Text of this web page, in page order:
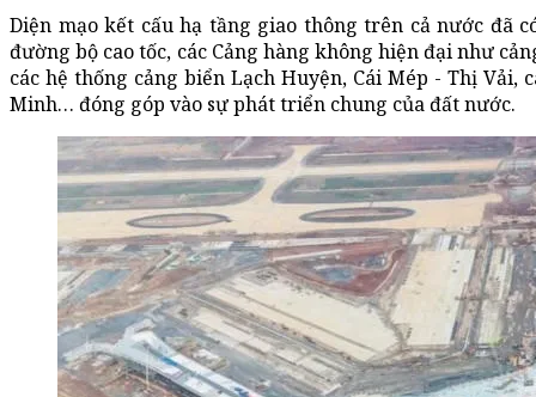
Diện mạo kết cấu hạ tầng giao thông trên cả nước đã
đường bộ cao tốc, các Cảng hàng không hiện đại như
các hệ thống cảng biển Lạch Huyện, Cái Mép - Thị
Minh… đóng góp vào sự phát triển chung của đất nước.